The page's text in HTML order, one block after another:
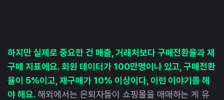
하지만 실제로 중요한 건 매출, 거래처보다 구매전환율과 재
구매 지표에요. 회원 데이터가 100만명이나 있고, 구매전환
율이 5%이고, 재구매가 10% 이상이다, 이런 이야기를 해
야 해요. 해외에서는 은퇴자들이 쇼핑몰을 매매하는 게 유